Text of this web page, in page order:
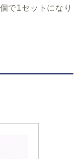
で1セットになり